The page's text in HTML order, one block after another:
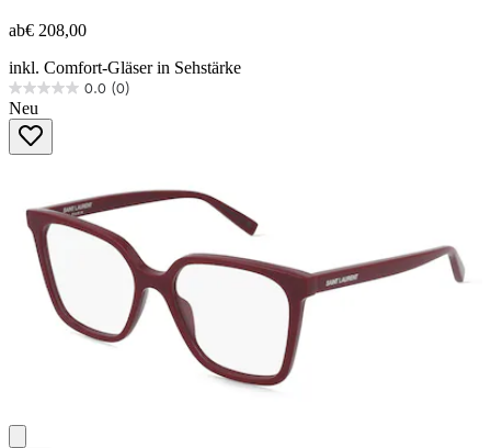
ab€ 208,00
inkl. Comfort-Gläser in Sehstärke
0.0 (0)
0.0
von
Sternen.
Neu